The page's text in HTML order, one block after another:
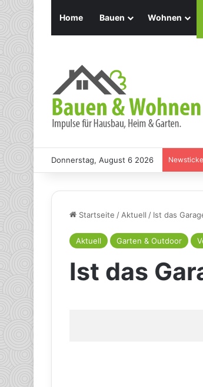
Home Bauen Wohnen
Donnerstag, August 6 2026
Startseite /Aktuell / Ist das
Aktuell Garten & Outdoor
Ist das